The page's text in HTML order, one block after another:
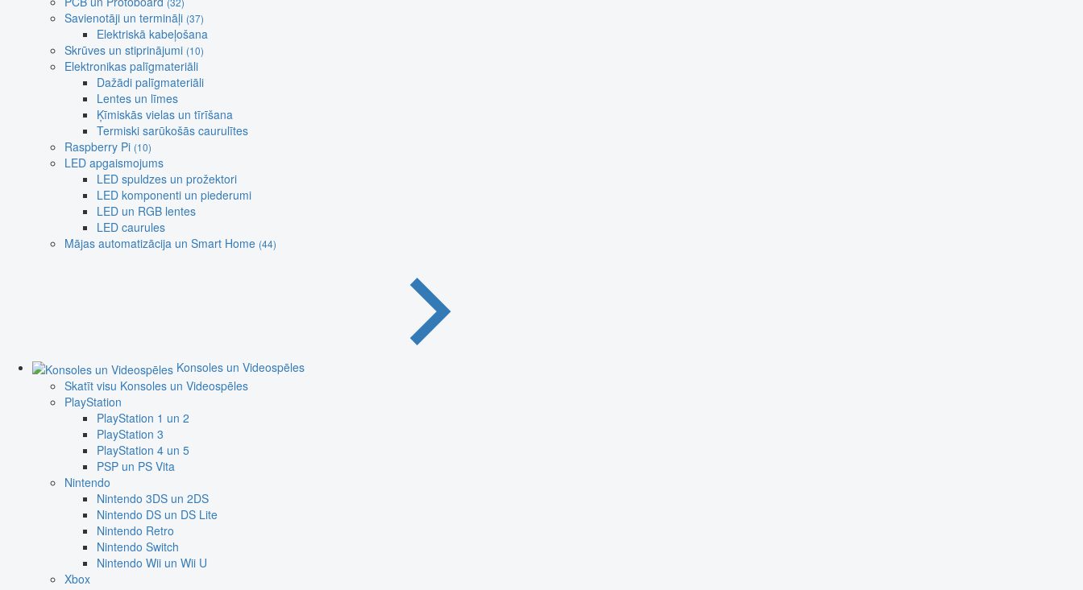
Savienotāji un termināļi (37)
Elektriskā kabeļošana
Skrūves un stiprinājumi (10)
Elektronikas palīgmateriāli
Dažādi palīgmateriāli
Lentes un līmes
Ķīmiskās vielas un tīrīšana
Termiski sarūkošās caurulītes
Raspberry Pi (10)
LED apgaismojums
LED spuldzes un prožektori
LED komponenti un piederumi
LED un RGB lentes
LED caurules
Mājas automatizācija un Smart Home (44)
Konsoles un Videospēles
Skatīt visu Konsoles un Videospēles
PlayStation
PlayStation 1 un 2
PlayStation 3
PlayStation 4 un 5
PSP un PS Vita
Nintendo
Nintendo 3DS un 2DS
Nintendo DS un DS Lite
Nintendo Retro
Nintendo Switch
Nintendo Wii un Wii U
Xbox